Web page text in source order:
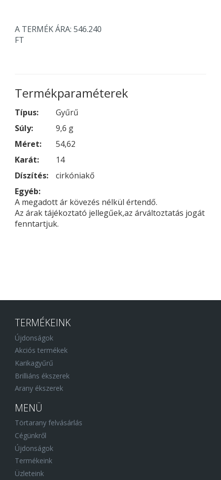
A TERMÉK ÁRA: 546.240
FT
Termékparaméterek
Típus:
Gyűrű
Súly:
9,6 g
Méret:
54,62
Karát:
14
Díszítés:
cirkóniakő
Egyéb:
A megadott ár kövezés nélkül értendő.
Az árak tájékoztató jellegűek,az árváltoztatás jogát
fenntartjuk.
TERMÉKEINK
Újdonságok
Akciós termékek
Karikagyűrű
Brilliáns ékszerek
Arany ékszerek
MENÜ
Törtarany felvásárlás
Cégünkről
Újdonságok
Termékeink
Üzleteink